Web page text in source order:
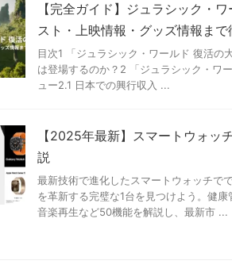
【完全ガイド】ジュラシック・
スト・上映情報・グッズ情報まで
目次1 「ジュラシック・ワールド 復活の
は登場するのか？2 「ジュラシック・ワ
ュー2.1 日本での興行収入 ...
【2025年最新】スマートウォッ
説
最新技術で進化したスマートウォッチで
を革新する完璧な1台を見つけよう。健
音楽再生など50機能を解説し、最新市 ...